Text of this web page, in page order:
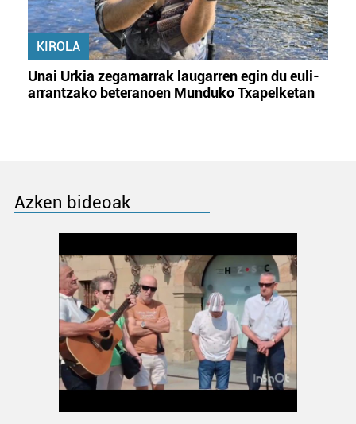
KIROLA
Unai Urkia zegamarrak laugarren egin du euli-
arrantzako beteranoen Munduko Txapelketan
Azken bideoak